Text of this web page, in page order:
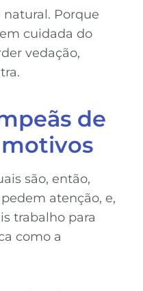
natural. Porque
cuidada do
vedação,
de
são, então,
atenção, e,
trabalho para
como a